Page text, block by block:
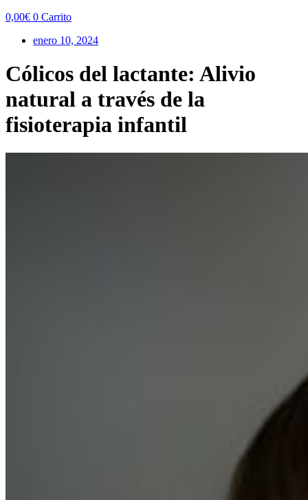
0,00€ 0 Carrito
enero 10, 2024
Cólicos del lactante: Alivio
natural a través de la
fisioterapia infantil